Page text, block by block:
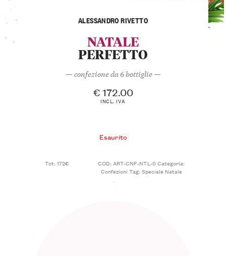
ALESSANDRO RIVETTO
NATALE
PERFETTO
— confezione da 6 bottiglie —
€ 172.00
INCL. IVA
Esaurito
Tot: 172€ COD:ART-CNF-NTL-0Categoria:
Confezioni Tag: Speciale Natale